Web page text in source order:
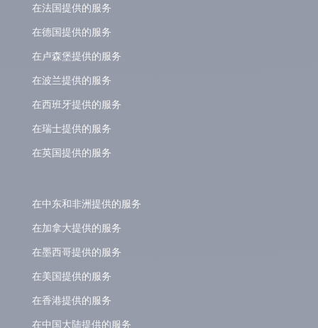
在法国提供的服务
在德国提供的服务
在卢森堡提供的服务
在波兰提供的服务
在西班牙提供的服务
在瑞士提供的服务
在英国提供的服务
在中东和非洲提供的服务
在加拿大提供的服务
在墨西哥提供的服务
在美国提供的服务
在香港提供的服务
在中国大陆提供的服务